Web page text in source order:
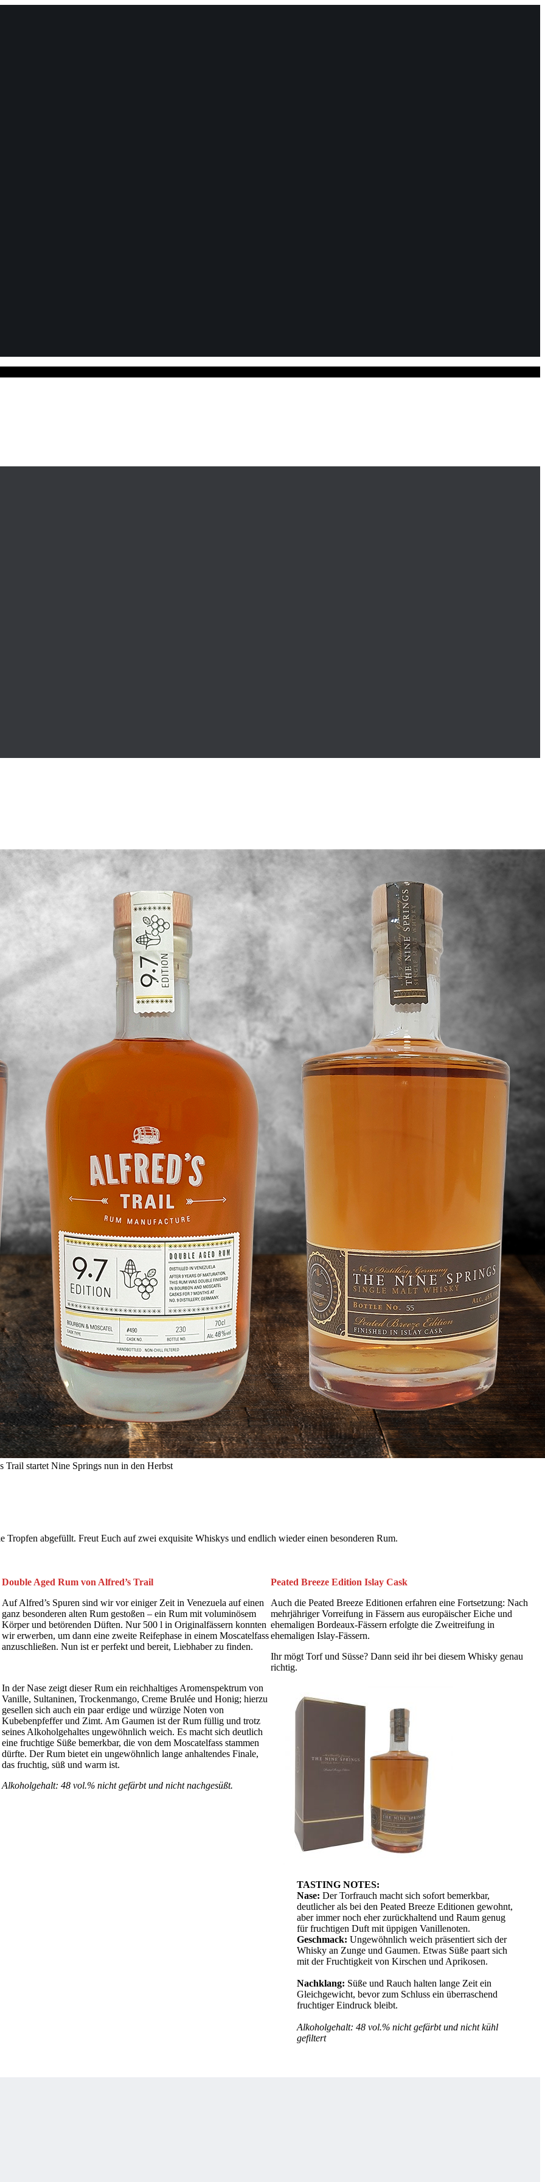
startet Nine Springs nun in den Herbst
Tropfen abgefüllt. Freut Euch auf zwei exquisite Whiskys und endlich wieder einen besonderen Rum.
Double Aged Rum von Alfred’s Trail
Auf Alfred’s Spuren sind wir vor einiger Zeit in Venezuela auf einen
ganz besonderen alten Rum gestoßen – ein Rum mit voluminösem
Körper und betörenden Düften. Nur 500 l in Originalfässern konnten
wir erwerben, um dann eine zweite Reifephase in einem Moscatelfass
anzuschließen. Nun ist er perfekt und bereit, Liebhaber zu finden.
In der Nase zeigt dieser Rum ein reichhaltiges Aromenspektrum von
Vanille, Sultaninen, Trockenmango, Creme Brulée und Honig; hierzu
gesellen sich auch ein paar erdige und würzige Noten von
Kubebenpfeffer und Zimt. Am Gaumen ist der Rum füllig und trotz
seines Alkoholgehaltes ungewöhnlich weich. Es macht sich deutlich
eine fruchtige Süße bemerkbar, die von dem Moscatelfass stammen
dürfte. Der Rum bietet ein ungewöhnlich lange anhaltendes Finale,
das fruchtig, süß und warm ist.
Alkoholgehalt: 48 vol.% nicht gefärbt und nicht nachgesüßt.
Peated Breeze Edition Islay Cask
Auch die Peated Breeze Editionen erfahren eine Fortsetzung: Nach
mehrjähriger Vorreifung in Fässern aus europäischer Eiche und
ehemaligen Bordeaux-Fässern erfolgte die Zweitreifung in
ehemaligen Islay-Fässern.
Ihr mögt Torf und Süsse? Dann seid ihr bei diesem Whisky genau
richtig.
TASTING NOTES:
Nase:Der Torfrauch macht sich sofort bemerkbar,
deutlicher als bei den Peated Breeze Editionen gewohnt,
aber immer noch eher zurückhaltend und Raum genug
für fruchtigen Duft mit üppigen Vanillenoten.
Geschmack: Ungewöhnlich weich präsentiert sich der
Whisky an Zunge und Gaumen. Etwas Süße paart sich
mit der Fruchtigkeit von Kirschen und Aprikosen.
Nachklang: Süße und Rauch halten lange Zeit ein
Gleichgewicht, bevor zum Schluss ein überraschend
fruchtiger Eindruck bleibt.
Alkoholgehalt: 48 vol.% nicht gefärbt und nicht kühl
gefiltert